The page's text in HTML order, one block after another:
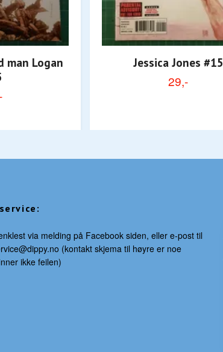
man Logan
Jessica Jones #15
29,-
via melding på Facebook siden, eller e-post til
(kontakt skjema til høyre er noe
ikke feilen)